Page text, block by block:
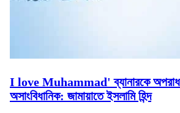
I love Muhammad' ব্যানারকে অপরাধ
অসাংবিধানিক: জামায়াতে ইসলামি হিন্দ